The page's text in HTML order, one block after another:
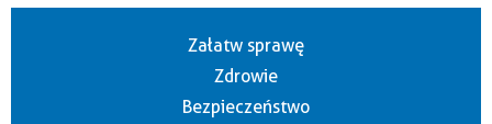
Załatw sprawę
Zdrowie
Bezpieczeństwo